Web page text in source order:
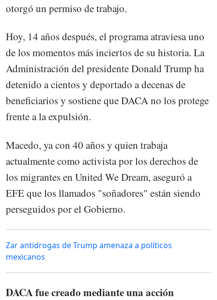
otorgó un permiso de trabajo.
Hoy, 14 años después, el programa atraviesa uno
de los momentos más inciertos de su historia. La
Administración del presidente Donald Trump ha
detenido a cientos y deportado a decenas de
beneficiarios y sostiene que DACA no los protege
frente a la expulsión.
Macedo, ya con 40 años y quien trabaja
actualmente como activista por los derechos de
los migrantes en United We Dream, aseguró a
EFE que los llamados "soñadores" están siendo
perseguidos por el Gobierno.
Zar antidrogas de Trump amenaza a políticos
mexicanos
DACA fue creado mediante una acción